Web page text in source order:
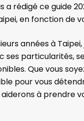
a rédigé ce guide
en fonction de
années à
ses particularités,
Que vous
pour vous
à prendre